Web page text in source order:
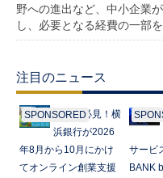
野への進出など、中小企業
し、必要となる経費の一部
注目のニュース
SPONSORED起業家必見！横
浜銀行が2026
年8月から10月にかけ
てオンライン創業支援
サービ
BANK